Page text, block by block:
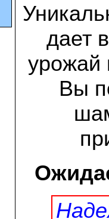
дает
урожай
Вы